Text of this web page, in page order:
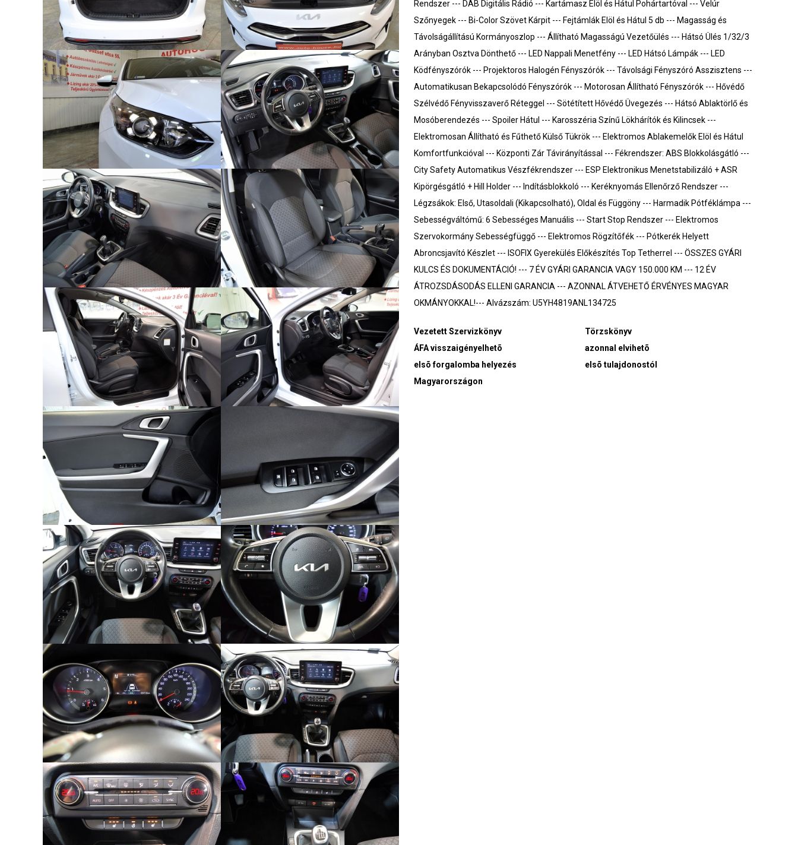
Rendszer --- DAB Digitális Rádió --- Kartámasz Elöl és Hátul Pohártartóval --- Velúr
Szőnyegek --- Bi-Color Szövet Kárpit --- Fejtámlák Elöl és Hátul 5 db --- Magasság és
Távolságállítású Kormányoszlop --- Állítható Magasságú Vezetőülés --- Hátsó Ülés 1/32/3
Arányban Osztva Dönthető --- LED Nappali Menetfény --- LED Hátsó Lámpák --- LED
Ködfényszórók --- Projektoros Halogén Fényszórók --- Távolsági Fényszóró Asszisztens ---
Automatikusan Bekapcsolódó Fényszórók --- Motorosan Állítható Fényszórók --- Hővédő
Szélvédő Fényvisszaverő Réteggel --- Sötétített Hővédő Üvegezés --- Hátsó Ablaktörlő és
Mosóberendezés --- Spoiler Hátul --- Karosszéria Színű Lökhárítók és Kilincsek ---
Elektromosan Állítható és Fűthető Külső Tükrök --- Elektromos Ablakemelők Elöl és Hátul
Komfortfunkcióval --- Központi Zár Távirányítással --- Fékrendszer: ABS Blokkolásgátló ---
City Safety Automatikus Vészfékrendszer --- ESP Elektronikus Menetstabilizáló + ASR
Kipörgésgátló + Hill Holder --- Indításblokkoló --- Keréknyomás Ellenőrző Rendszer ---
Légzsákok: Első, Utasoldali (Kikapcsolható), Oldal és Függöny --- Harmadik Pótféklámpa ---
Sebességváltómű: 6 Sebességes Manuális --- Start Stop Rendszer --- Elektromos
Szervokormány Sebességfüggő --- Elektromos Rögzítőfék --- Pótkerék Helyett
Abroncsjavító Készlet --- ISOFIX Gyerekülés Előkészítés Top Tetherrel --- ÖSSZES GYÁRI
KULCS ÉS DOKUMENTÁCIÓ! --- 7 ÉV GYÁRI GARANCIA VAGY 150.000 KM --- 12 ÉV
ÁTROZSDÁSODÁS ELLENI GARANCIA --- AZONNAL ÁTVEHETŐ ÉRVÉNYES MAGYAR
OKMÁNYOKKAL!--- Alvázszám: U5YH4819ANL134725
Vezetett Szervizkönyv
Törzskönyv
ÁFA visszaigényelhetõ
azonnal elvihetõ
elsõ forgalomba helyezés
Magyarországon
elsõ tulajdonostól